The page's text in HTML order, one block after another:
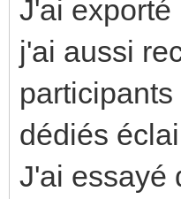
J'ai exporté
j'ai aussi
dédiés
J'ai essayé